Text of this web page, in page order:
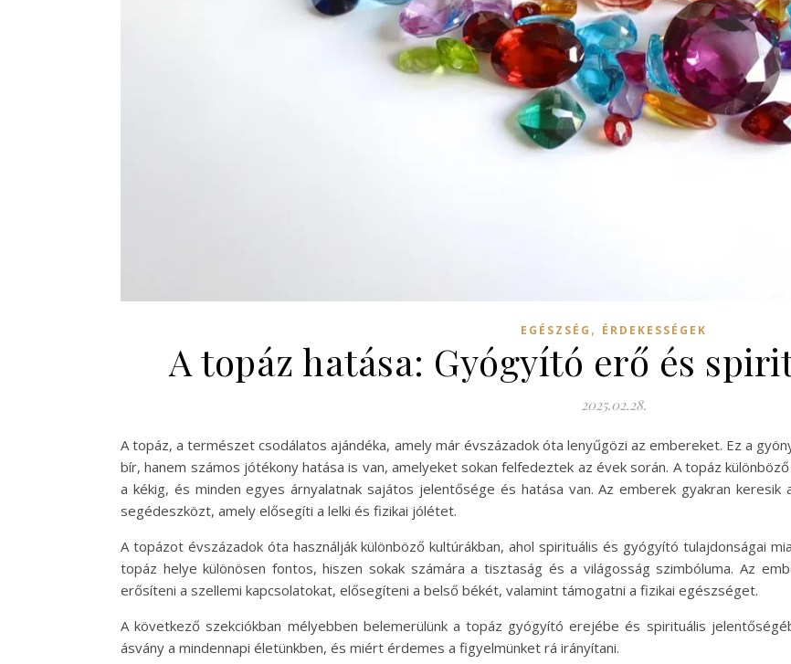
EGÉSZSÉG , ÉRDEKESSÉGEK
A topáz hatása: Gyógyító erő és
2025.02.28.
A topáz, a természet csodálatos ajándéka, amely már évszázadok óta lenyűgözi az embereket. Ez a
bír, hanem számos jótékony hatása is van, amelyeket sokan felfedeztek az évek során. A topáz
a kékig, és minden egyes árnyalatnak sajátos jelentősége és hatása van. Az emberek gyakran
segédeszközt, amely elősegíti a lelki és fizikai jólétet.
A topázot évszázadok óta használják különböző kultúrákban, ahol spirituális és gyógyító tulajdonságai
topáz helye különösen fontos, hiszen sokak számára a tisztaság és a világosság szimbóluma. Az
erősíteni a szellemi kapcsolatokat, elősegíteni a belső békét, valamint támogatni a fizikai egészséget.
A következő szekciókban mélyebben belemerülünk a topáz gyógyító erejébe és spirituális
ásvány a mindennapi életünkben, és miért érdemes a figyelmünket rá irányítani.